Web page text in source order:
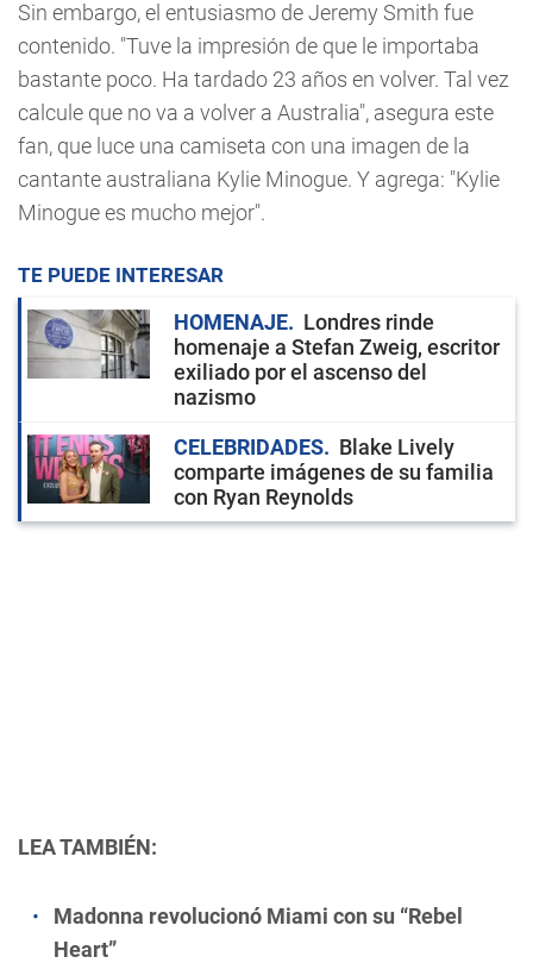
Sin embargo, el entusiasmo de Jeremy Smith fue
contenido. "Tuve la impresión de que le importaba
bastante poco. Ha tardado 23 años en volver. Tal vez
calcule que no va a volver a Australia", asegura este
fan, que luce una camiseta con una imagen de la
cantante australiana Kylie Minogue. Y agrega: "Kylie
Minogue es mucho mejor".
TE PUEDE INTERESAR
HOMENAJE
Londres rinde
homenaje a Stefan Zweig, escritor
exiliado por el ascenso del
nazismo
CELEBRIDADES
Blake Lively
comparte imágenes de su familia
con Ryan Reynolds
LEA TAMBIÉN:
Madonna revolucionó Miami con su “Rebel
Heart”